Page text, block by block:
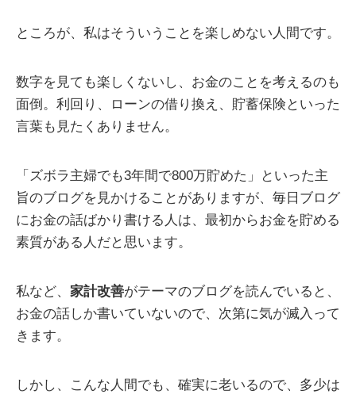
ところが、私はそういうことを楽しめない人間です。
数字を見ても楽しくないし、お金のことを考えるのも
面倒。利回り、ローンの借り換え、貯蓄保険といった
言葉も見たくありません。
「ズボラ主婦でも3年間で800万貯めた」といった主
旨のブログを見かけることがありますが、毎日ブログ
にお金の話ばかり書ける人は、最初からお金を貯める
素質がある人だと思います。
私など、 家計改善がテーマのブログを読んでいると、
お金の話しか書いていないので、次第に気が滅入って
きます。
しかし、こんな人間でも、確実に老いるので、多少は